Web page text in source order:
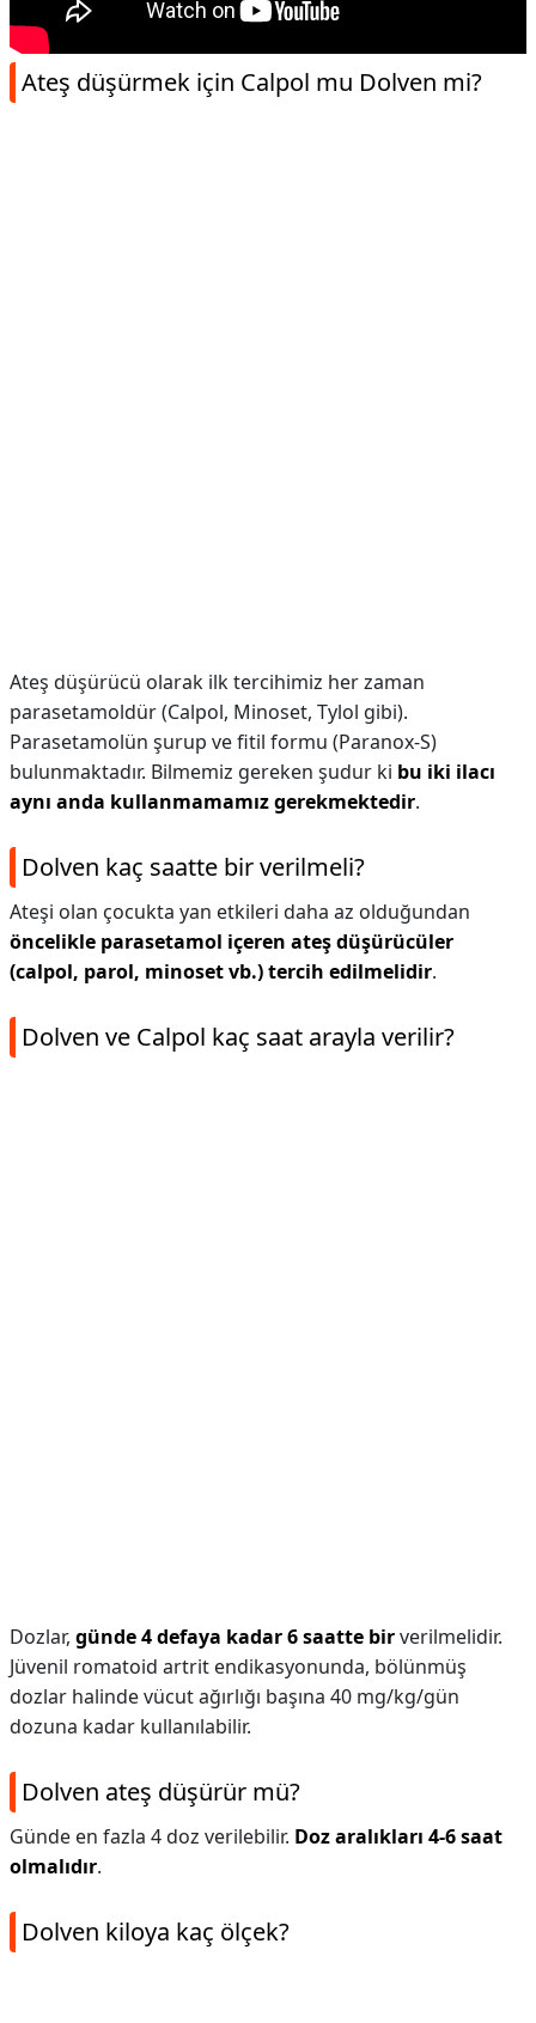
Ateş düşürmek için Calpol mu Dolven mi?
Ateş düşürücü olarak ilk tercihimiz her zaman
parasetamoldür (Calpol, Minoset, Tylol gibi).
Parasetamolün şurup ve fitil formu (Paranox-S)
bulunmaktadır. Bilmemiz gereken şudur ki bu iki ilacı
aynı anda kullanmamamız gerekmektedir.
Dolven kaç saatte bir verilmeli?
Ateşi olan çocukta yan etkileri daha az olduğundan
öncelikle parasetamol içeren ateş düşürücüler
(calpol, parol, minoset vb.)tercih edilmelidir.
Dolven ve Calpol kaç saat arayla verilir?
Dozlar, günde 4 defaya kadar 6 saatte birverilmelidir.
Jüvenil romatoid artrit endikasyonunda, bölünmüş
dozlar halinde vücut ağırlığı başına 40 mg/kg/gün
dozuna kadar kullanılabilir.
Dolven ateş düşürür mü?
Günde en fazla 4 doz verilebilir. Doz aralıkları 4-6 saat
olmalıdır.
Dolven kiloya kaç ölçek?